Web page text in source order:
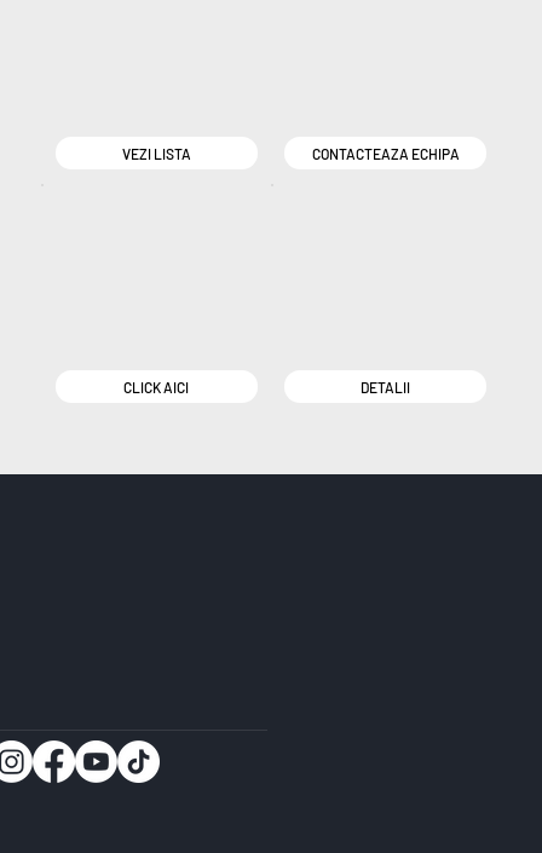
VEZI LISTA CONTACTEAZA ECHIPA
CLICK AICI DETALII